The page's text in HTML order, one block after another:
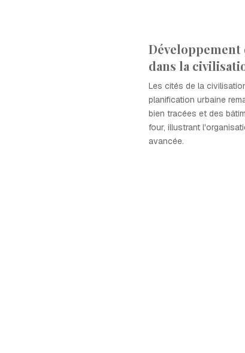
dans la
Les cités de la
planification urbaine
bien tracées et des
four, illustrant
avancée.